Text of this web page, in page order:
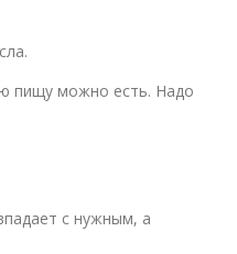
пищу можно есть. Надо
с нужным, а